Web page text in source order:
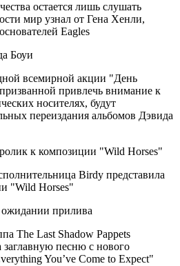
остается лишь слушать
мир узнал от Гена Хенли,
Eagles
Боуи
всемирной акции "День
привлечь внимание к
носителях, будут
переиздания альбомов Дэвида
к композиции "Wild Horses"
Birdy представила
"Wild Horses"
ожидании прилива
The Last Shadow Pappets
песню с нового
You’ve Come to Expect"